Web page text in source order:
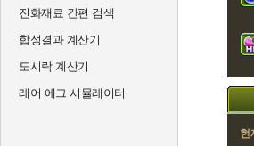
진화재료 간편 검색
합성결과 계산기
도시락 계산기
레어 에그 시뮬레이터
현